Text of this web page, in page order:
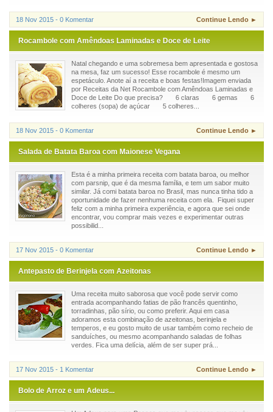
18 Nov 2015 - 0 Komentar Continue Lendo ►
Rocambole com Amêndoas Laminadas e Doce de Leite
Natal chegando e uma sobremesa bem apresentada e gostosa
na mesa, faz um sucesso! Esse rocambole é mesmo um
espetáculo. Anote aí a receita e boas festas!Imagem enviada
por Receitas da Net Rocambole com Amêndoas Laminadas e
Doce de Leite Do que precisa? 6 claras 6 gemas 6
colheres (sopa) de açúcar 5 colheres...
18 Nov 2015 - 0 Komentar Continue Lendo ►
Salada de Batata Baroa com Maionese Vegana
Esta é a minha primeira receita com batata baroa, ou melhor
com parsnip, que é da mesma família, e tem um sabor muito
similar. Já comi batata baroa no Brasil, mas nunca tinha tido a
oportunidade de fazer nenhuma receita com ela. Fiquei super
feliz com a minha primeira experiência, e agora que sei onde
encontrar, vou comprar mais vezes e experimentar outras
possibilid...
17 Nov 2015 - 0 Komentar Continue Lendo ►
Antepasto de Berinjela com Azeitonas
Uma receita muito saborosa que você pode servir como
entrada acompanhando fatias de pão francês quentinho,
torradinhas, pão sírio, ou como preferir. Aqui em casa
adoramos esta combinação de azeitonas, berinjela e
temperos, e eu gosto muito de usar também como recheio de
sanduíches, ou mesmo acompanhando saladas de folhas
verdes. Fica uma delícia, além de ser super prá...
17 Nov 2015 - 1 Komentar Continue Lendo ►
Bolo de Arroz e um Adeus...